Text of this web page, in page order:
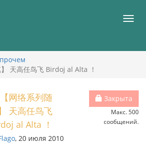
天高任鸟飞 Birdoj al Alta ！
Закрыта
Макс. 500
сообщений.
网络系列随
天高任鸟飞
al Alta ！
, 20 июля 2010